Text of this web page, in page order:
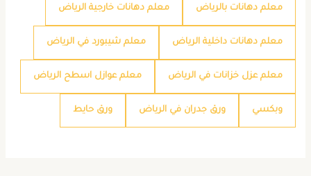
معلم دهانات بالرياض معلم دهانات خارجية الرياض
معلم دهانات داخلية الرياض معلم شيبورد في الرياض
معلم عزل خزانات في الرياض معلم عوازل اسطح الرياض
وبكسي ورق جدران في الرياض ورق حايط